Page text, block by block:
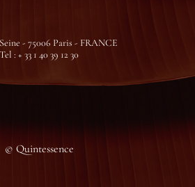
- 75006 Paris - FRANCE
Tel : + 33 1 40 39 12 30
© Quintessence